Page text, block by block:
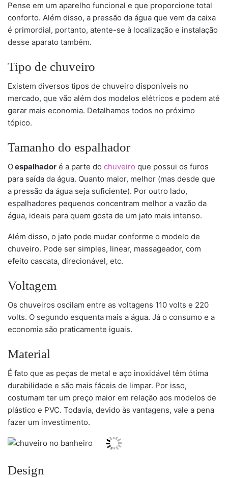
Pense em um aparelho funcional e que proporcione total
conforto. Além disso, a pressão da água que vem da caixa
é primordial, portanto, atente-se à localização e instalação
desse aparato também.
Tipo de chuveiro
Existem diversos tipos de chuveiro disponíveis no
mercado, que vão além dos modelos elétricos e podem até
gerar mais economia. Detalhamos todos no próximo
tópico.
Tamanho do espalhador
Oespalhador é a parte do chuveiro que possui os furos
para saída da água. Quanto maior, melhor (mas desde que
a pressão da água seja suficiente). Por outro lado,
espalhadores pequenos concentram melhor a vazão da
água, ideais para quem gosta de um jato mais intenso.
Além disso, o jato pode mudar conforme o modelo de
chuveiro. Pode ser simples, linear, massageador, com
efeito cascata, direcionável, etc.
Voltagem
Os chuveiros oscilam entre as voltagens 110 volts e 220
volts. O segundo esquenta mais a água. Já o consumo e a
economia são praticamente iguais.
Material
É fato que as peças de metal e aço inoxidável têm ótima
durabilidade e são mais fáceis de limpar. Por isso,
costumam ter um preço maior em relação aos modelos de
plástico e PVC. Todavia, devido às vantagens, vale a pena
fazer um investimento.
Design